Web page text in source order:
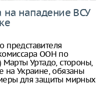
нападение ВСУ
ООН по
Уртадо, стороны,
на Украине, обязаны
для защиты мирных